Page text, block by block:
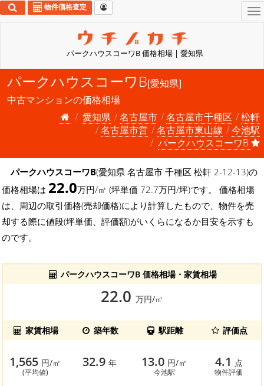
パークハウスコーワB 価格相場 | 愛知県
物件価格査定
パークハウスコーワB[愛知県]
中古マンションの価格相場
愛知県
名古屋市 名古屋市千種区
松軒
名古屋市営
名古屋市東山線
今池駅
パークハウスコーワB
パークハウスコーワB(愛知県 名古屋市 千種区 松軒 2-12-13)の
価格相場は 22.0万円/㎡ (坪単価 72.7万円/坪)です。 価格相場
は、周辺の取引価格(売却価格)により計算したもので、物件を売
却する際に値段(坪単価、評価額)がいくらになるか目安を示すも
のです。
パークハウスコーワB 価格相場・家賃相場
22.0 万円/㎡
家賃相場 築年数 駅距離 評価点
1,565 円/㎡
(平均値)
32.9年 13.0 円/㎡
今池駅
4.1 点
物件評価